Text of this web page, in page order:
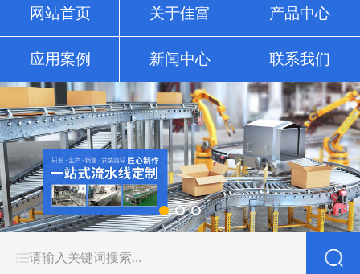
网站首页 关于佳富 产品中心
应用案例 新闻中心 联系我们